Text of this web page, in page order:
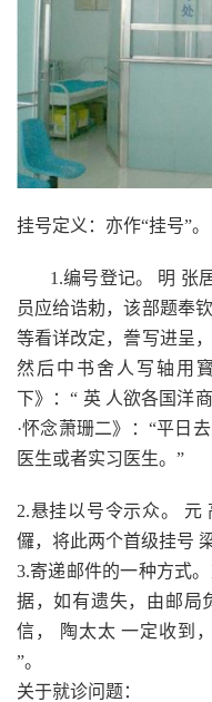
挂号定义：亦作“挂号”。
1.编号登记。 明 张
员应给诰勅，该部题奉
等看详改定，誊写进呈
然后中书舍人写轴用
下》：“ 英 人欲各国洋
·怀念萧珊二》：“平日
医生或者实习医生。”
2.悬挂以号令示众。 元
儸，将此两个首级挂号
3.寄递邮件的一种方式
据，如有遗失，由邮局
信， 陶太太 一定收到
”。
关于就诊问题：